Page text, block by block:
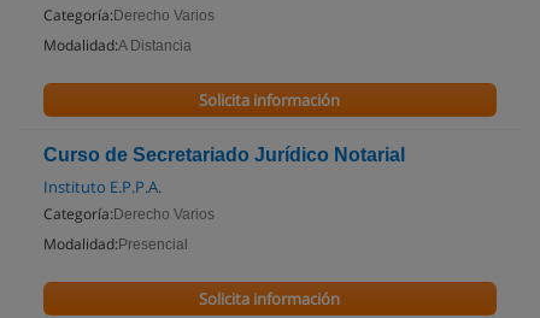
Categoría: Derecho Varios
Modalidad:A Distancia
Solicita información
Curso de Secretariado Jurídico Notarial
Instituto E.P.P.A.
Categoría: Derecho Varios
Modalidad: Presencial
Solicita información